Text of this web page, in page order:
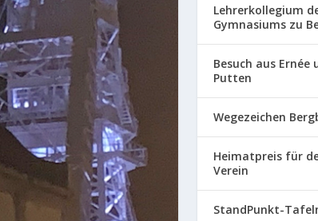
Lehrerkollegium
Gymnasiums zu
Besuch aus Ernée
Putten
Wegezeichen
Heimatpreis für
Verein
StandPunkt-